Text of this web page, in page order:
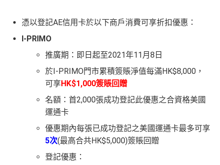
憑以登記AE信用卡於以下商戶消費可享折扣優惠：
I-PRIMO
推廣期：即日起至2021年11月8日
於I-PRIMO門市累積簽賬淨值每滿HK$8,000，
可享HK$1,000簽賬回贈
名額：首2,000張成功登記此優惠之合資格美國
運通卡
優惠期內每張已成功登記之美國運通卡最多可享
5次(最高合共HK$5,000)簽賬回贈
登記優惠：